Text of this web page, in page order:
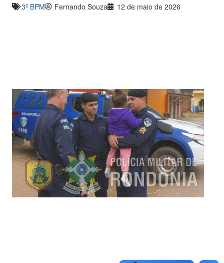
3º BPM Fernando Souza 12 de maio de 2026